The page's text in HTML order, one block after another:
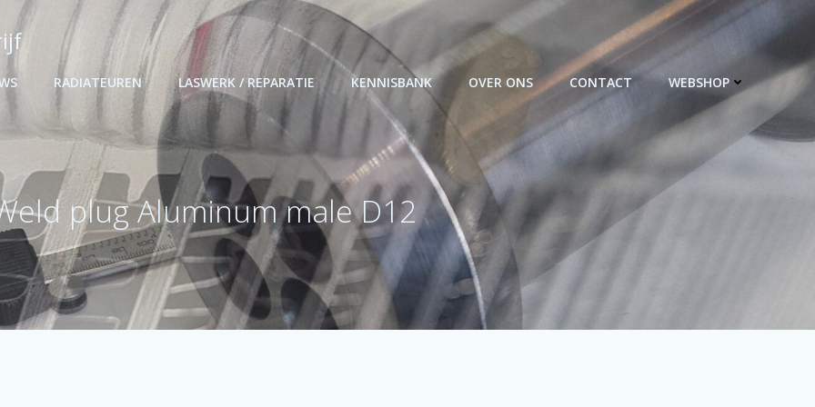
RADIATEUREN LASWERK / REPARATIE KENNISBANK OVER ONS CONTACT WEBSHOP
plug Aluminum male D12